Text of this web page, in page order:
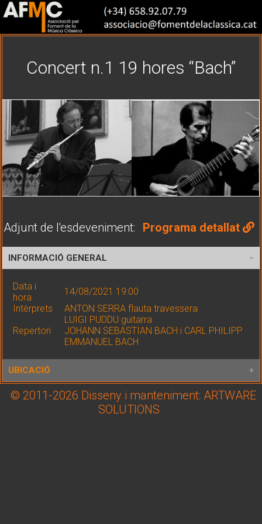
Concert n.1 19 hores “Bach”
Adjunt de l'esdeveniment: Programa detallat
INFORMACIÓ GENERAL
Data i
hora
14/08/2021 19:00
Intèrprets
ANTON SERRA flauta travessera
LUIGI PUDDU guitarra
Repertori
JOHANN SEBASTIAN BACH i CARL PHILIPP
EMMANUEL BACH
UBICACIÓ
Lloc
Monestir de Sant Quirze de Colera (RABÓS
© 2011-2026 Disseny i manteniment: ARTWARE
SOLUTIONS